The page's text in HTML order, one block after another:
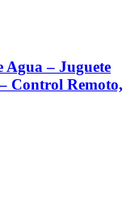
Agua – Juguete
Control Remoto,